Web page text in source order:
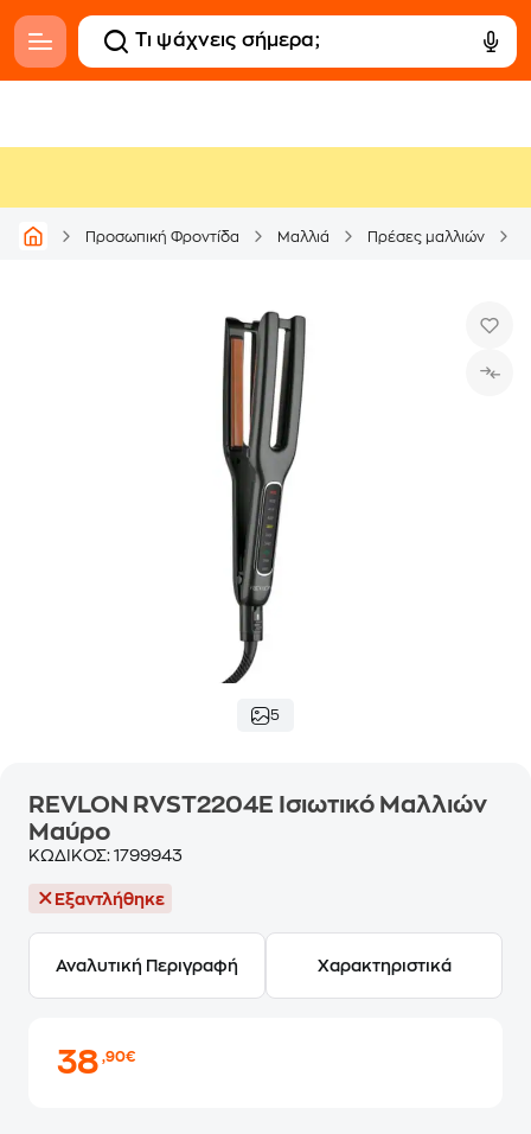
Προσωπική Φροντίδα Μαλλιά Πρέσες μαλλιών
5
REVLON RVST2204E Ισιωτικό Μαλλιών
Μαύρο
ΚΩΔΙΚΟΣ: 1799943
Εξαντλήθηκε
Αναλυτική Περιγραφή Χαρακτηριστικά
38,90€